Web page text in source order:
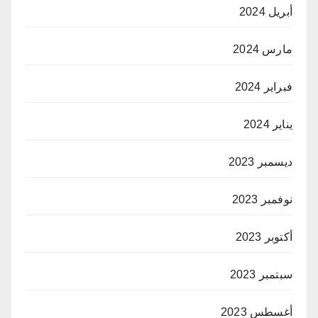
أبريل 2024
مارس 2024
فبراير 2024
يناير 2024
ديسمبر 2023
نوفمبر 2023
أكتوبر 2023
سبتمبر 2023
أغسطس 2023